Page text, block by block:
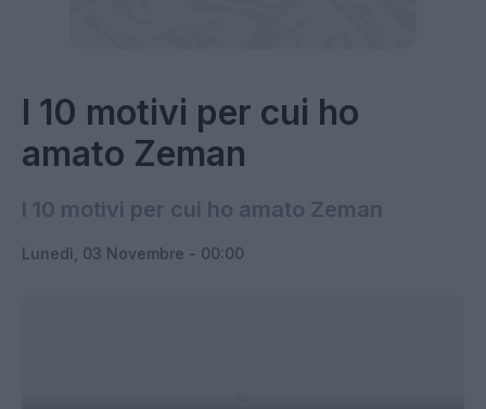
I 10 motivi per cui ho
amato Zeman
I 10 motivi per cui ho amato Zeman
Lunedì, 03 Novembre - 00:00